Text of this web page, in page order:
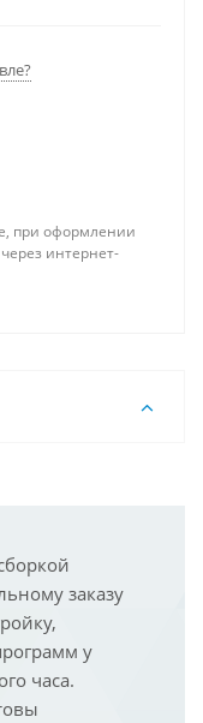
при оформлении
интернет-
заказу
у
часа.